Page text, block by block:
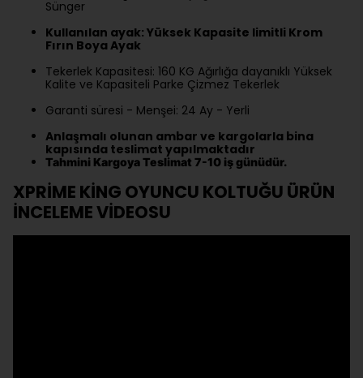
Sünger
Kullanılan ayak: Yüksek Kapasite limitli Krom
Fırın Boya Ayak
Tekerlek Kapasitesi: 160 KG Ağırlığa dayanıklı Yüksek
Kalite ve Kapasiteli Parke Çizmez Tekerlek
Garanti süresi - Menşei: 24 Ay - Yerli
Anlaşmalı olunan ambar ve kargolarla bina
kapısında teslimat yapılmaktadır
Tahmini Kargoya Teslimat 7-10 iş günüdür.
XPRİME KİNG OYUNCU KOLTUĞU ÜRÜN
İNCELEME VİDEOSU